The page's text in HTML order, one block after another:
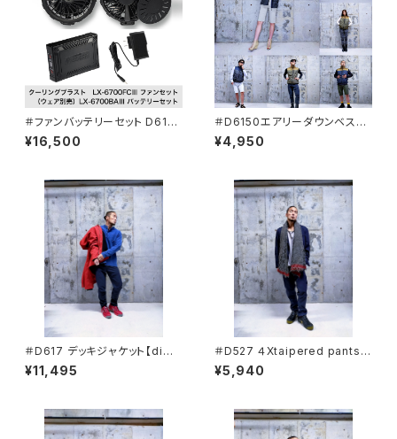
＃ファンバッテリーセット D6150
エアリーダウンベスト対応【dim
o】
¥16,500
＃D6150エアリーダウンベスト
(ユニセックス)【dimo】
¥4,950
＃D617 デッキジャケット【dim
o】
¥11,495
＃D527 ４Xtaipered pants
クアッドテーパードパンツ 【dim
o】
¥5,940